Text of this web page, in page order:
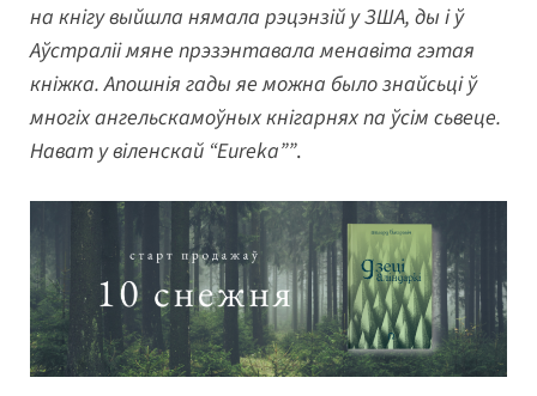
на кнігу выйшла нямала рэцэнзій у ЗША, ды і ў
Аўстраліі мяне прэзэнтавала менавіта гэтая
кніжка. Апошнія гады яе можна было знайсьці ў
многіх ангельскамоўных кнігарнях па ўсім сьвеце.
Нават у віленскай “Eureka””.